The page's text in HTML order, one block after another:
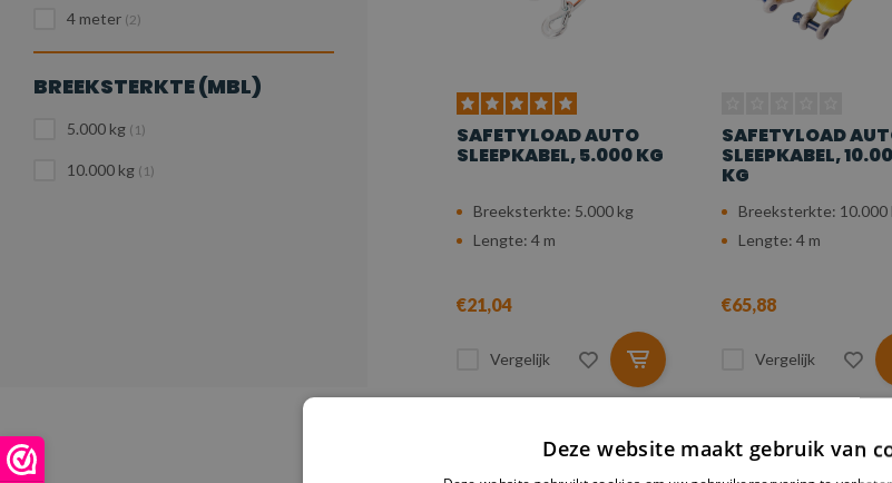
4 meter (2)
BREEKSTERKTE (MBL)
5.000 kg (1)
10.000 kg (1)
SAFETYLOAD AUTO
SLEEPKABEL, 5.000 KG
Breeksterkte: 5.000 kg
Lengte: 4 m
€21,04
Vergelijk
SAFETYLOAD
SLEEPKABEL,
KG
Breeksterkte: 10.000
Lengte: 4 m
€65,88
Vergelijk
Deze website maakt gebruik van